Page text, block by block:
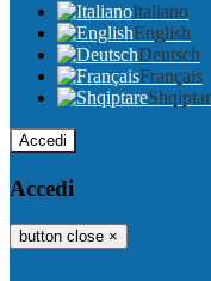
Italiano
English
Deutsch
Français
Accedi
Accedi
button close ×